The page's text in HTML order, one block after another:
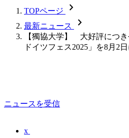
TOPページ chevron_forward
最新ニュース chevron_forward
【獨協大学】 大好評につ
ドイツフェス2025」を8月2日
ニュースを受信
x